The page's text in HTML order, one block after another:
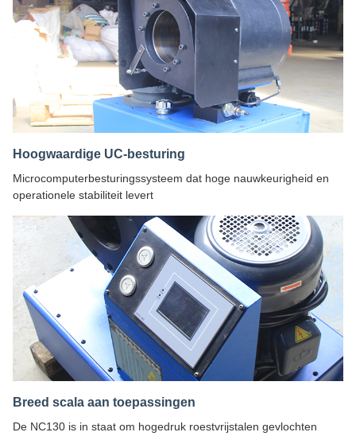
Hoogwaardige UC-besturing
Microcomputerbesturingssysteem dat hoge nauwkeurigheid en
operationele stabiliteit levert
Breed scala aan toepassingen
De NC130 is in staat om hogedruk roestvrijstalen gevlochten